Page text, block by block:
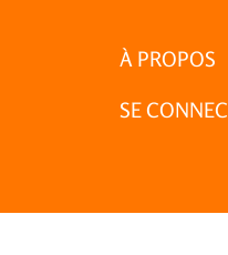
À PROPOS
SE